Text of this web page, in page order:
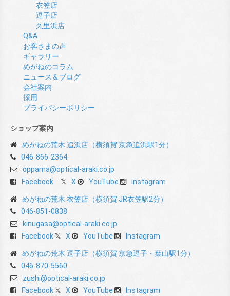
衣笠店
逗子店
久里浜店
Q&A
お客さまの声
ギャラリー
めがねのコラム
ニュース＆ブログ
会社案内
採用
プライバシーポリシー
ショップ案内
めがねの荒木 追浜店（横須賀 京急追浜駅1分）
046-866-2364
oppama@optical-araki.co.jp
Facebook
X YouTube Instagram
めがねの荒木 衣笠店（横須賀 JR衣笠駅2分）
046-851-0838
kinugasa@optical-araki.co.jp
Facebook
X YouTube Instagram
めがねの荒木 逗子店（横須賀 京急逗子・葉山駅1分）
046-870-5560
zushi@optical-araki.co.jp
Facebook
X YouTube Instagram